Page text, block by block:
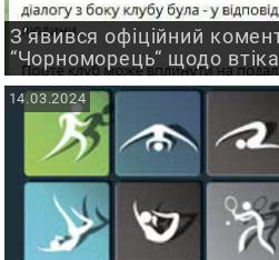
З’явився офіційний
“Чорноморець“ щодо
14.03.2024